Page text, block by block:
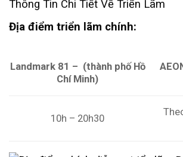
Thông Tin Chi Tiết Về Triển Lãm
Địa điểm triển lãm chính:
Landmark 81 – (thành phố Hồ
Chí Minh)
10h – 20h30